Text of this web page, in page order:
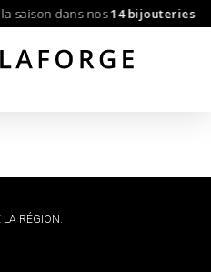
saison dans nos14 bijouteries
LA RÉGION.